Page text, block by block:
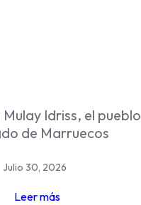
Mulay Idriss, el pueblo
de Marruecos
Julio 30, 2026
Leer más